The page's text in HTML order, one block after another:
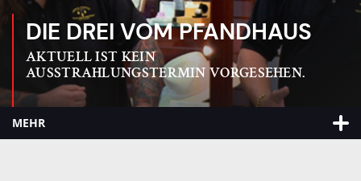
DIE DREI VOM PFANDHAUS
AKTUELL IST KEIN
AUSSTRAHLUNGSTERMIN VORGESEHEN.
MEHR